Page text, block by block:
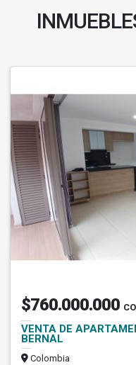
$760.000.000
VENTA DE
BERNAL
Colombia